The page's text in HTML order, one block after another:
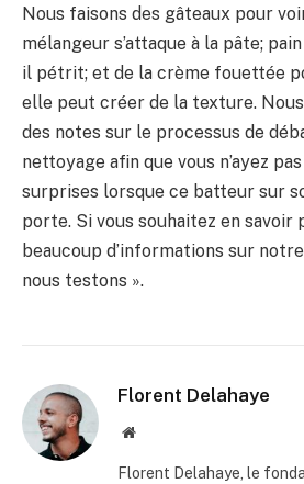
Nous faisons des gâteaux pour
mélangeur s’attaque à la pâte;
il pétrit; et de la crème fouettée
elle peut créer de la texture.
des notes sur le processus de
nettoyage afin que vous n’ayez
surprises lorsque ce batteur sur
porte. Si vous souhaitez en savoir
beaucoup d’informations sur
nous testons ».
Florent Delahaye
Site
Florent Delahaye, le